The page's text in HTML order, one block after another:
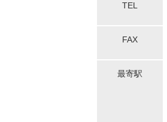
TEL
FAX
最寄駅